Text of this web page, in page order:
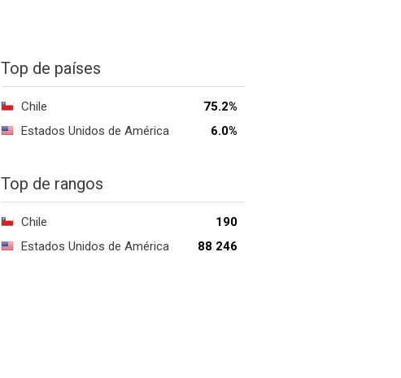
Top de países
Chile
75.2%
Estados Unidos de América
6.0%
Top de rangos
Chile
190
Estados Unidos de América
88 246